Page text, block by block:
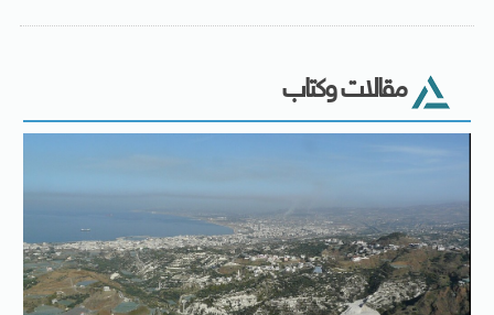
مقالات وكتاب